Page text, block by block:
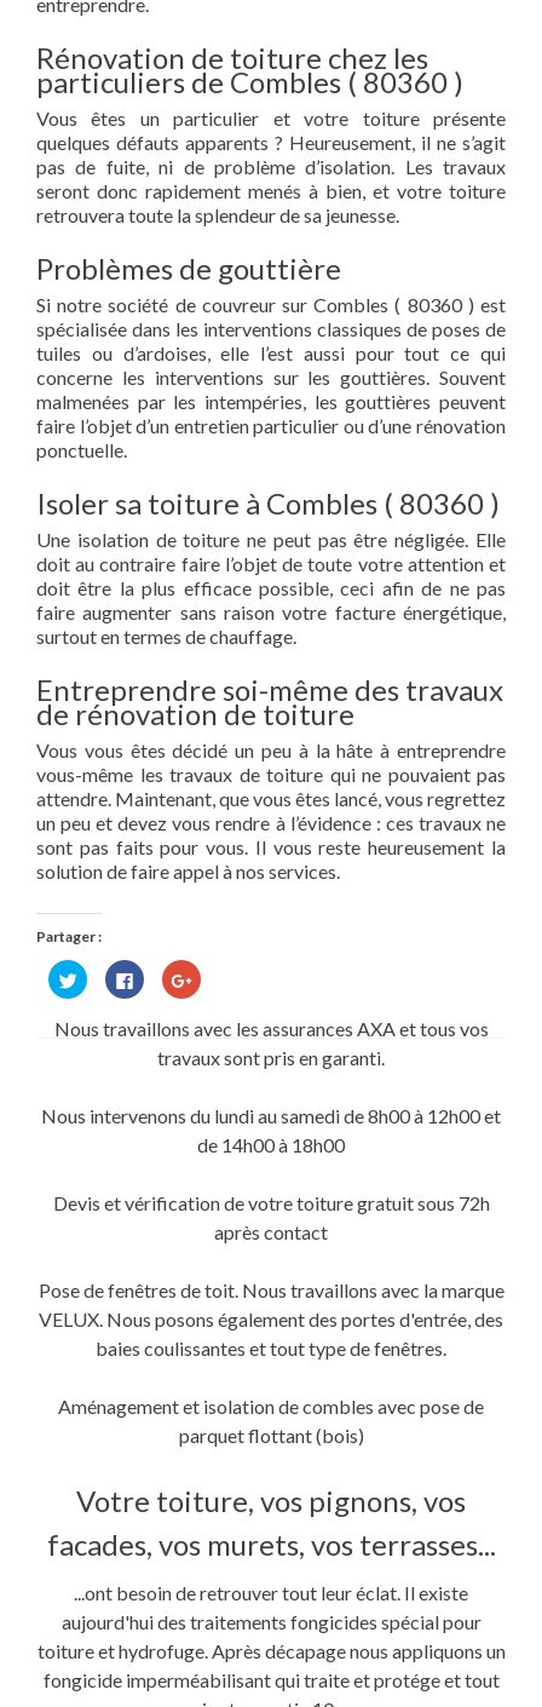
Rénovation de toiture chez les
particuliers de Combles ( 80360 )
Vous êtes un particulier et votre toiture présente
quelques défauts apparents ? Heureusement, il ne s’agit
pas de fuite, ni de problème d’isolation. Les travaux
seront donc rapidement menés à bien, et votre toiture
retrouvera toute la splendeur de sa jeunesse.
Problèmes de gouttière
Si notre société de couvreur sur Combles ( 80360 ) est
spécialisée dans les interventions classiques de poses de
tuiles ou d’ardoises, elle l’est aussi pour tout ce qui
concerne les interventions sur les gouttières. Souvent
malmenées par les intempéries, les gouttières peuvent
faire l’objet d’un entretien particulier ou d’une rénovation
ponctuelle.
Isoler sa toiture à Combles ( 80360 )
Une isolation de toiture ne peut pas être négligée. Elle
doit au contraire faire l’objet de toute votre attention et
doit être la plus efficace possible, ceci afin de ne pas
faire augmenter sans raison votre facture énergétique,
surtout en termes de chauffage.
Entreprendre soi-même des travaux
de rénovation de toiture
Vous vous êtes décidé un peu à la hâte à entreprendre
vous-même les travaux de toiture qui ne pouvaient pas
attendre. Maintenant, que vous êtes lancé, vous regrettez
un peu et devez vous rendre à l’évidence : ces travaux ne
sont pas faits pour vous. Il vous reste heureusement la
solution de faire appel à nos services.
Partager :
Cliquez
pour
partager
Twitter(ouvre
Cliquez
pour
partager
sur
Facebook(ouvre
dans
une
Cliquez
pour
Google+
dans
fenêtre)
Nous travaillons avec les assurances AXA et tous vos
travaux sont pris en garanti.
Nous intervenons du lundi au samedi de 8h00 à 12h00 et
de 14h00 à 18h00
Devis et vérification de votre toiture gratuit sous 72h
après contact
Pose de fenêtres de toit. Nous travaillons avec la marque
VELUX. Nous posons également des portes d'entrée, des
baies coulissantes et tout type de fenêtres.
Aménagement et isolation de combles avec pose de
parquet flottant (bois)
Votre toiture, vos pignons, vos
facades, vos murets, vos terrasses...
...ont besoin de retrouver tout leur éclat. Il existe
aujourd'hui des traitements fongicides spécial pour
toiture et hydrofuge. Après décapage nous appliquons un
fongicide imperméabilisant qui traite et protége et tout